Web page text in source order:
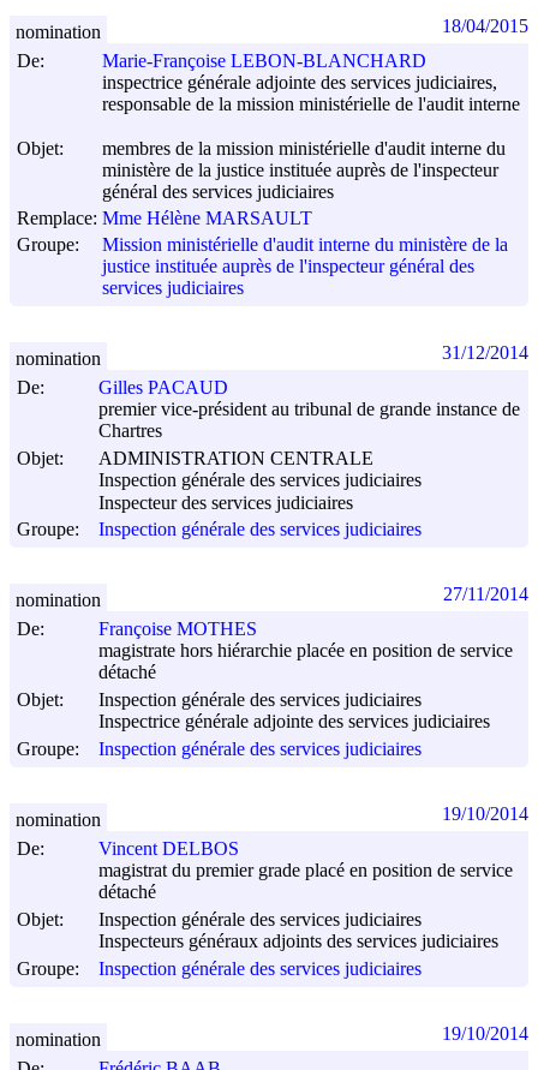
De:
Marie-Françoise LEBON-BLANCHARD
inspectrice générale adjointe des services judiciaires,
responsable de la mission ministérielle de l'audit interne
Objet:
membres de la mission ministérielle d'audit interne du
ministère de la justice instituée auprès de l'inspecteur
général des services judiciaires
Remplace: Mme Hélène MARSAULT
Groupe:
Mission ministérielle d'audit interne du ministère de la
justice instituée auprès de l'inspecteur général des
services judiciaires
nomination 18/04/2015
De:
Gilles PACAUD
premier vice-président au tribunal de grande instance de
Chartres
Objet:
ADMINISTRATION CENTRALE
Inspection générale des services judiciaires
Inspecteur des services judiciaires
Groupe:
Inspection générale des services judiciaires
nomination 31/12/2014
De:
Françoise MOTHES
magistrate hors hiérarchie placée en position de service
détaché
Objet:
Inspection générale des services judiciaires
Inspectrice générale adjointe des services judiciaires
Groupe:
Inspection générale des services judiciaires
nomination 27/11/2014
De:
Vincent DELBOS
magistrat du premier grade placé en position de service
détaché
Objet:
Inspection générale des services judiciaires
Inspecteurs généraux adjoints des services judiciaires
Groupe:
Inspection générale des services judiciaires
nomination 19/10/2014
nomination 19/10/2014